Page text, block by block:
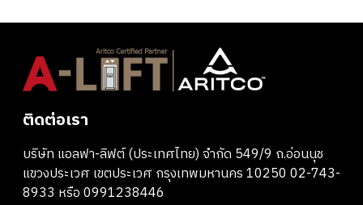
ติดต่อเรา
บริษัท แอลฟา-ลิฟต์ (ประเทศไทย) จำกัด 549/9 ถ.อ่อนนุช
แขวงประเวศ เขตประเวศ กรุงเทพมหานคร 10250 02-743-
8933 หรือ 0991238446